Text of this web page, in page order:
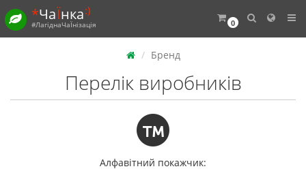
0
*ЧаЇнка:)
#ЛагіднаЧаЇнізація
Бренд
Перелік виробників
Алфавітний покажчик: